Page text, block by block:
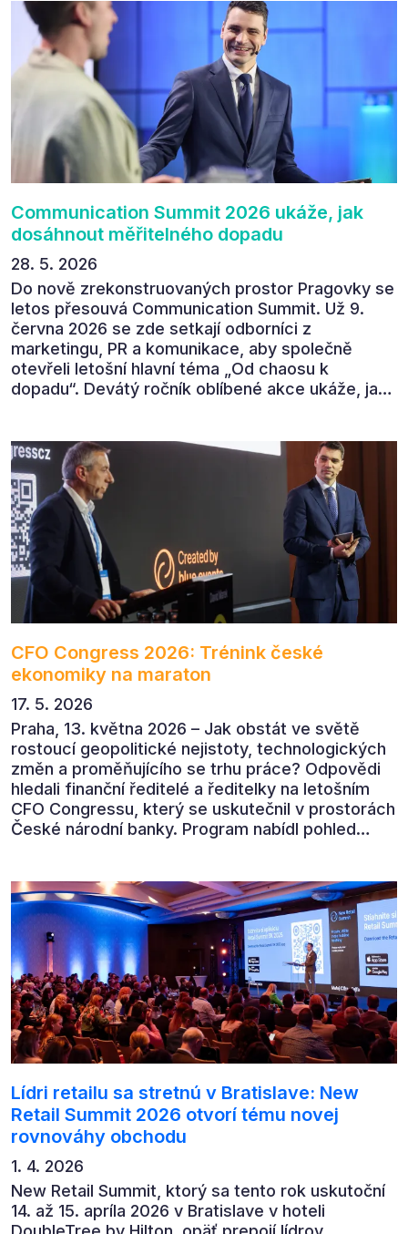
Communication Summit 2026 ukáže, jak
dosáhnout měřitelného dopadu
28. 5. 2026
Do nově zrekonstruovaných prostor Pragovky se
letos přesouvá Communication Summit. Už 9.
června 2026 se zde setkají odborníci z
marketingu, PR a komunikace, aby společně
otevřeli letošní hlavní téma „Od chaosu k
dopadu“. Devátý ročník oblíbené akce ukáže, jak
CFO Congress 2026: Trénink české
ekonomiky na maraton
17. 5. 2026
Praha, 13. května 2026 – Jak obstát ve světě
rostoucí geopolitické nejistoty, technologických
změn a proměňujícího se trhu práce? Odpovědi
hledali finanční ředitelé a ředitelky na letošním
CFO Congressu, který se uskutečnil v prostorách
České národní banky. Program nabídl pohled
automatizaci, leadership i budoucnost role CFO.
Lídri retailu sa stretnú v Bratislave: New
Retail Summit 2026 otvorí tému novej
rovnováhy obchodu
1. 4. 2026
New Retail Summit, ktorý sa tento rok uskutoční
14. až 15. apríla 2026 v Bratislave v hoteli